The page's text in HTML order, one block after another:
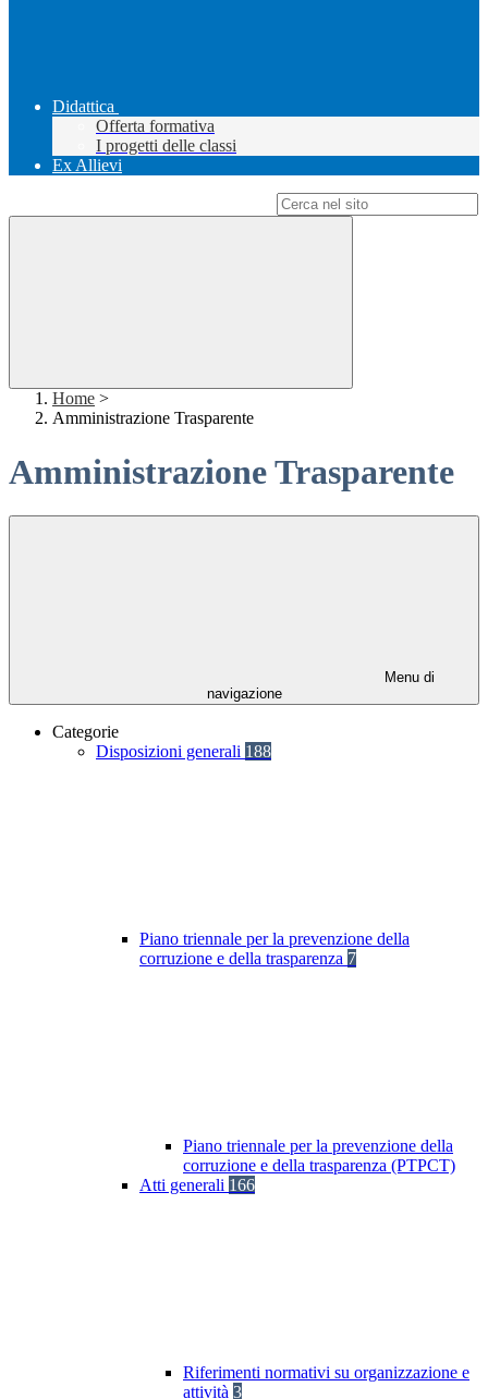
Didattica
Offerta formativa
I progetti delle classi
Ex Allievi
Home >
Amministrazione Trasparente
Amministrazione Trasparente
Menu di
navigazione
Categorie
Disposizioni generali 188
Piano triennale per la prevenzione della
corruzione e della trasparenza 7
Piano triennale per la prevenzione della
corruzione e della trasparenza (PTPCT)
Atti generali 166
Riferimenti normativi su organizzazione e
attività 3